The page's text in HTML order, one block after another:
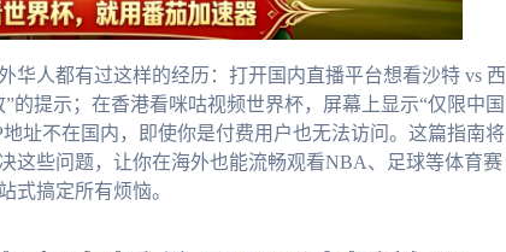
华人都有过这样的经历：打开国内直播平台想看沙特 vs 西
的提示；在香港看咪咕视频世界杯，屏幕上显示“仅限中国
址不在国内，即使你是付费用户也无法访问。这篇指南将
这些问题，让你在海外也能流畅观看NBA、足球等体育赛
式搞定所有烦恼。